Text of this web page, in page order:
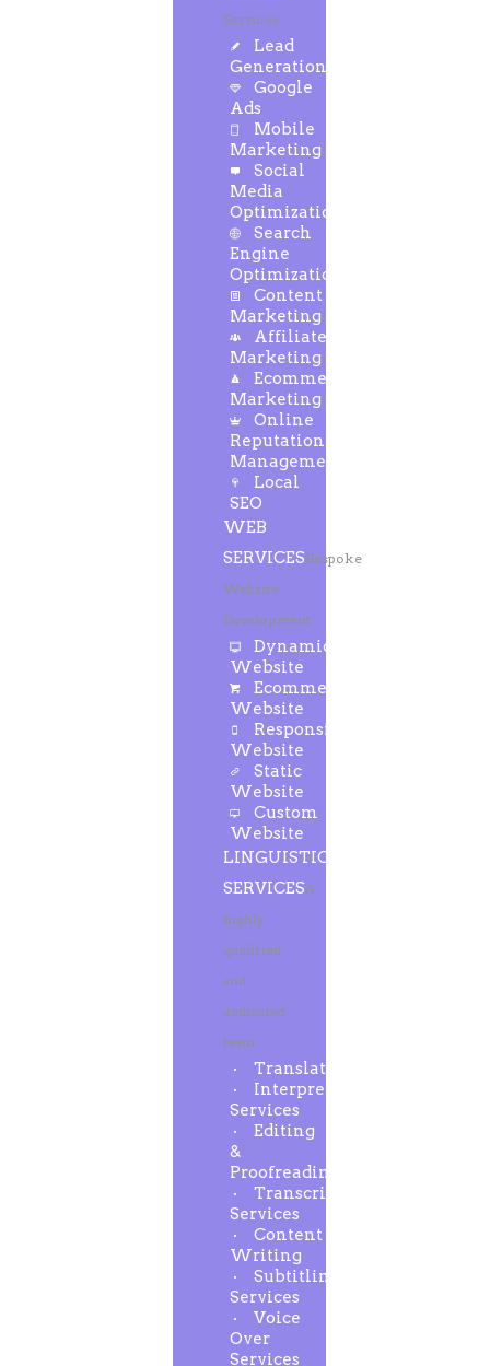
Services
Lead
Generation
Google
Ads
Mobile
Marketing
Social
Media
Optimization
Search
Engine
Optimization
Content
Marketing
Affiliate
Marketing
Ecommerce
Marketing
Online
Reputation
Management
Local
SEO
WEB
SERVICESBespoke
Website
Development
Dynamic
Website
Ecommerce
Website
Responsive
Website
Static
Website
Custom
Website
LINGUISTIC
SERVICESA
highly
qualified
and
dedicated
team
Translation
Interpreting
Services
Editing
&
Proofreading
Transcription
Services
Content
Writing
Subtitling
Services
Voice
Over
Services